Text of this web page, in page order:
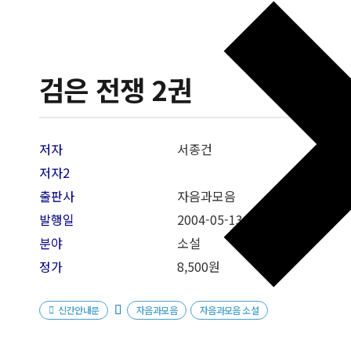
검은 전쟁 2권
저자
서종건
저자2
출판사
자음과모음
발행일
2004-05-13
분야
소설
정가
8,500원
신간안내문 자음과모음 자음과모음 소설